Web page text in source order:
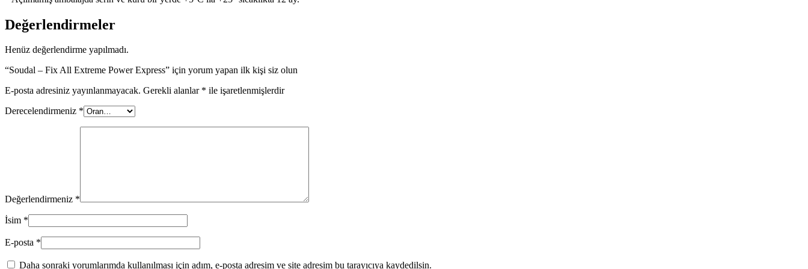
Değerlendirmeler
Henüz değerlendirme yapılmadı.
“Soudal – Fix All Extreme Power Express” için yorum yapan ilk kişi siz olun
E-posta adresiniz yayınlanmayacak. Gerekli alanlar * ile işaretlenmişlerdir
Derecelendirmeniz *
Değerlendirmeniz *
İsim *
E-posta *
Daha sonraki yorumlarımda kullanılması için adım, e-posta adresim ve site adresim bu tarayıcıya kaydedilsin.